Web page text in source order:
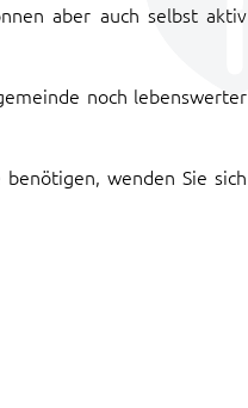
aber auch selbst aktiv
noch lebenswerter
wenden Sie sich